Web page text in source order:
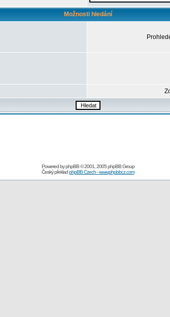
Možnosti hledání
Powered byphpBB© 2001, 2005 phpBB Group
Český překladphpBB Czech - www.phpbbcz.com